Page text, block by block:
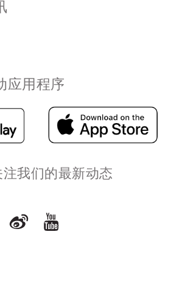
应用程序
我们的最新动态